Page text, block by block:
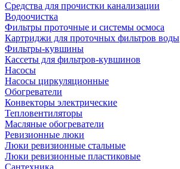
Средства для прочистки канализации
Водоочистка
Фильтры проточные и системы осмоса
Картриджи для проточных фильтров воды
Фильтры-кувшины
Кассеты для фильтров-кувшинов
Насосы
Насосы циркуляционные
Обогреватели
Конвекторы электрические
Тепловентиляторы
Масляные обогреватели
Ревизионные люки
Люки ревизионные стальные
Люки ревизионные пластиковые
Сантехника